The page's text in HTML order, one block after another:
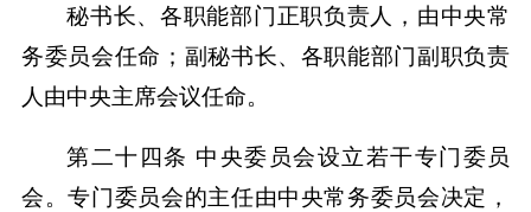
秘书长、各职能部门正职负责人，由中央常
务委员会任命；副秘书长、各职能部门副职负责
人由中央主席会议任命。
第二十四条 中央委员会设立若干专门委员
会。专门委员会的主任由中央常务委员会决定，